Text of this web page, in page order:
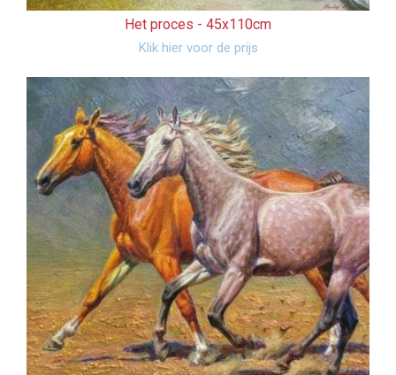
Het proces - 45x110cm
Klik hier voor de prijs